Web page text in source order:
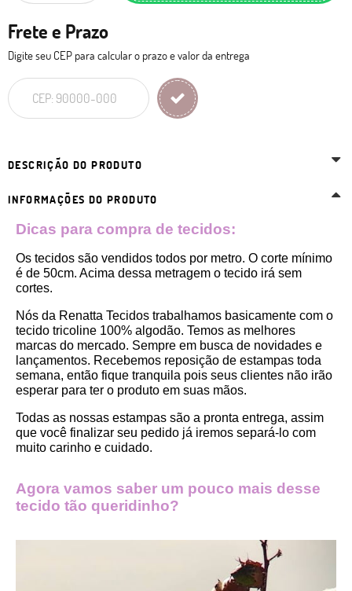
Frete e Prazo
Digite seu CEP para calcular o prazo e valor da entrega
DESCRIÇÃO DO PRODUTO
INFORMAÇÕES DO PRODUTO
Dicas para compra de tecidos:
Os tecidos são vendidos todos por metro. O corte mínimo
é de 50cm. Acima dessa metragem o tecido irá sem
cortes.
Nós da Renatta Tecidos trabalhamos basicamente com o
tecido tricoline 100% algodão. Temos as melhores
marcas do mercado. Sempre em busca de novidades e
lançamentos. Recebemos reposição de estampas toda
semana, então fique tranquila pois seus clientes não irão
esperar para ter o produto em suas mãos.
Todas as nossas estampas são a pronta entrega, assim
que você finalizar seu pedido já iremos separá-lo com
muito carinho e cuidado.
Agora vamos saber um pouco mais desse
tecido tão queridinho?